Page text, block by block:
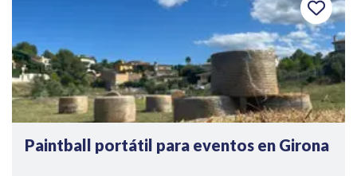
Paintball portátil para eventos en Girona